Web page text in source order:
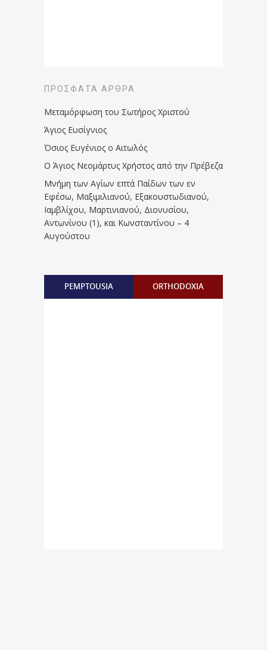
ΠΡΌΣΦΑΤΑ ΆΡΘΡΑ
Μεταμόρφωση του Σωτήρος Χριστού
Άγιος Ευσίγνιος
Όσιος Ευγένιος ο Αιτωλός
Ο Άγιος Νεομάρτυς Χρήστος από την Πρέβεζα
Μνήμη των Aγίων επτά Παίδων των εν
Eφέσω, Mαξιμιλιανού, Eξακουστωδιανού,
Iαμβλίχου, Mαρτινιανού, Διονυσίου,
Aντωνίνου (1), και Kωνσταντίνου – 4
Αυγούστου
PEMPTOUSIA ORTHODOXIA